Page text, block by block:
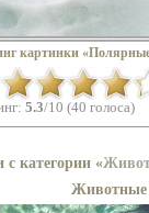
картинки
5.3/10 (40 голоса)
с категории «
Животные